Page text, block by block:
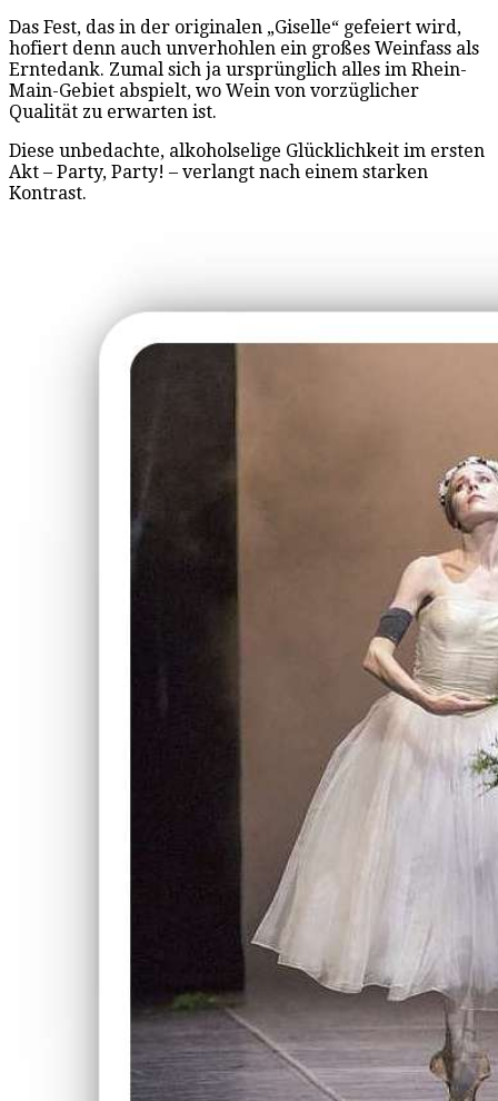
Das Fest, das in der originalen „Giselle“ gefeiert wird,
hofiert denn auch unverhohlen ein großes Weinfass als
Erntedank. Zumal sich ja ursprünglich alles im Rhein-
Main-Gebiet abspielt, wo Wein von vorzüglicher
Qualität zu erwarten ist.
Diese unbedachte, alkoholselige Glücklichkeit im ersten
Akt – Party, Party! – verlangt nach einem starken
Kontrast.